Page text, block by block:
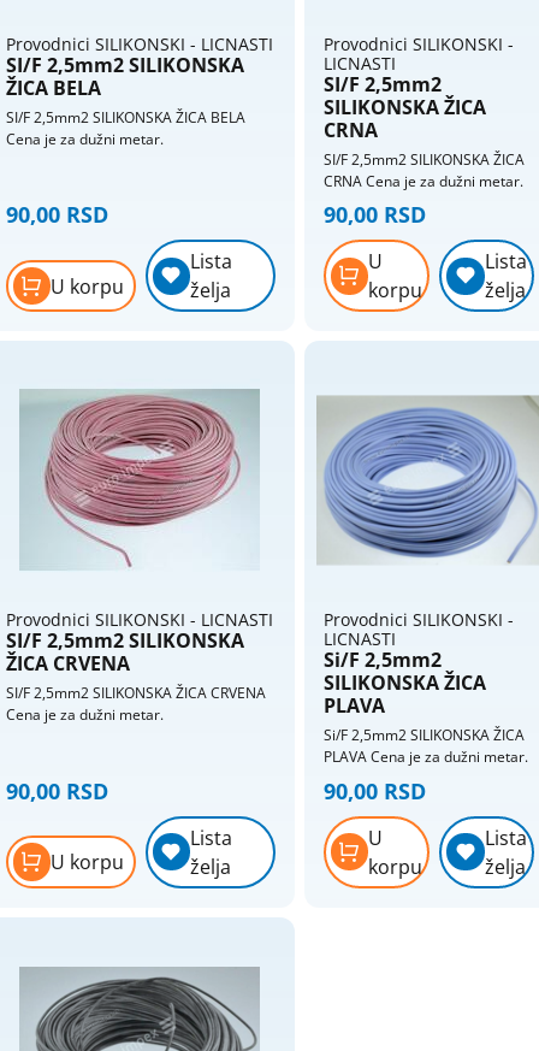
Provodnici SILIKONSKI - LICNASTI
SI/F 2,5mm2 SILIKONSKA
ŽICA BELA
SI/F 2,5mm2 SILIKONSKA ŽICA BELA
Cena je za dužni metar.
90,00 RSD
U korpu
Lista
želja
Provodnici SILIKONSKI -
LICNASTI
SI/F 2,5mm2
SILIKONSKA ŽICA
CRNA
SI/F 2,5mm2 SILIKONSKA ŽICA
CRNA Cena je za dužni metar.
90,00 RSD
U
korpu
Lista
želja
Provodnici SILIKONSKI - LICNASTI
SI/F 2,5mm2 SILIKONSKA
ŽICA CRVENA
SI/F 2,5mm2 SILIKONSKA ŽICA CRVENA
Cena je za dužni metar.
90,00 RSD
U korpu
Lista
želja
Provodnici SILIKONSKI -
LICNASTI
Si/F 2,5mm2
SILIKONSKA ŽICA
PLAVA
Si/F 2,5mm2 SILIKONSKA ŽICA
PLAVA Cena je za dužni metar.
90,00 RSD
U
korpu
Lista
želja